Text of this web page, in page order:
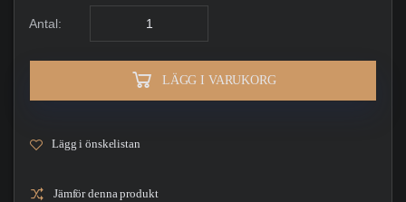
Antal:
LÄGG I VARUKORG
Lägg i önskelistan
Jämför denna produkt